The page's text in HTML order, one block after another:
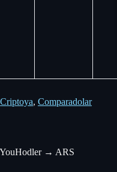
Criptoya, Comparadolar
→ ARS